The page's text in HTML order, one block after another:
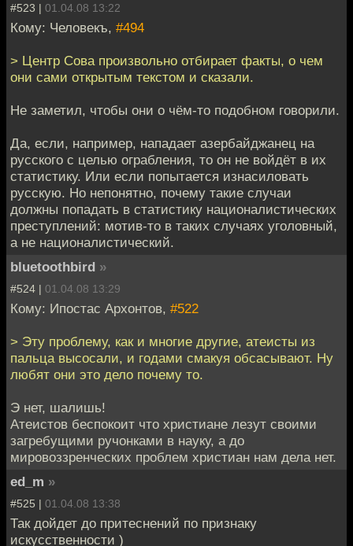
#523 | 01.04.08 13:22
Кому: Человекъ, #494
> Центр Сова произвольно отбирает факты, о чем
они сами открытым текстом и сказали.
Не заметил, чтобы они о чём-то подобном говорили.
Да, если, например, нападает азербайджанец на
русского с целью ограбления, то он не войдёт в их
статистику. Или если попытается изнасиловать
русскую. Но непонятно, почему такие случаи
должны попадать в статистику националистических
преступлений: мотив-то в таких случаях уголовный,
а не националистический.
bluetoothbird »
#524 | 01.04.08 13:29
Кому: Ипостас Архонтов, #522
> Эту проблему, как и многие другие, атеисты из
пальца высосали, и годами смакуя обсасывают. Ну
любят они это дело почему то.
Э нет, шалишь!
Атеистов беспокоит что христиане лезут своими
загребущими ручонками в науку, а до
мировоззренческих проблем христиан нам дела нет.
ed_m »
#525 | 01.04.08 13:38
Так дойдет до притеснений по признаку
искусственности )